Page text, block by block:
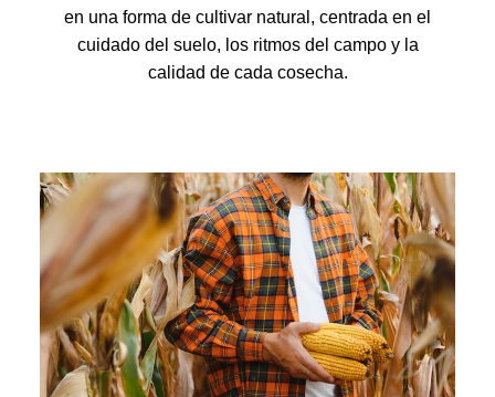
en una forma de cultivar natural, centrada en el
cuidado del suelo, los ritmos del campo y la
calidad de cada cosecha.